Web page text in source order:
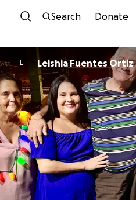
Skip to
Search Donate
L Leishia Fuentes Ortiz